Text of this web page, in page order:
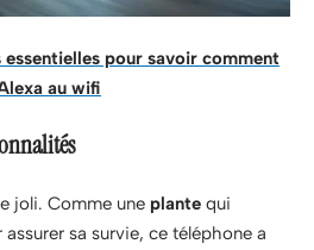
essentielles pour savoir comment
au wifi
joli. Comme une plante qui
assurer sa survie, ce téléphone a